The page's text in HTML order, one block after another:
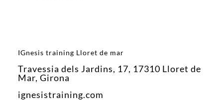
IGnesis training Lloret de mar
Travessia dels Jardins, 17, 17310 Lloret de
Mar, Girona
ignesistraining.com